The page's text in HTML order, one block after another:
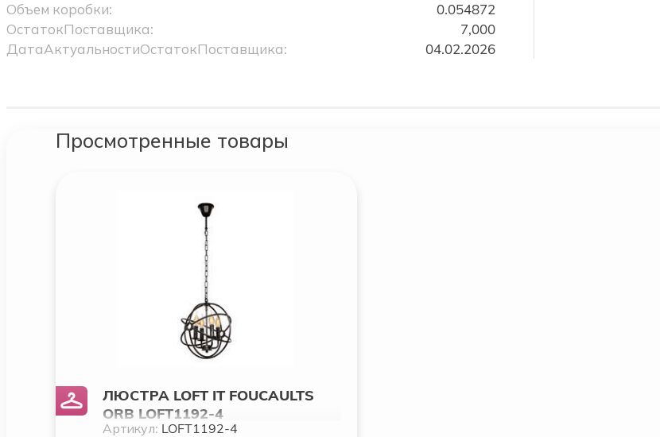
Объем коробки:
0.054872
ОстатокПоставщика:
7,000
ДатаАктуальностиОстатокПоставщика:
04.02.2026
Просмотренные товары
ЛЮСТРА LOFT IT FOUCAULTS
ORB LOFT1192-4
Артикул: LOFT1192-4